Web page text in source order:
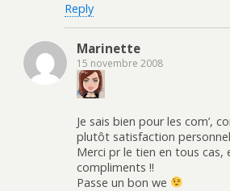
Reply
Marinette
15 novembre 2008
Je sais bien pour les com’,
plutôt satisfaction
Merci pr le tien en tous cas,
compliments !!
Passe un bon we